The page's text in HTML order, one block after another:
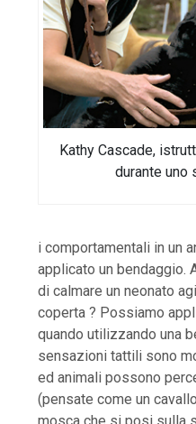
Kathy Cascade,
durante uno
i comportamentali in un
applicato un bendaggio.
di calmare un neonato
coperta ? Possiamo
quando utilizzando una
sensazioni tattili sono
ed animali possono
(pensate come un